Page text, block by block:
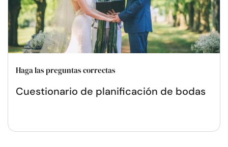
Haga las preguntas correctas
Cuestionario de planificación de bodas